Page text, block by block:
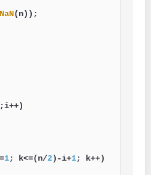
(n));
1; k<=(n/2)-i+1; k++)